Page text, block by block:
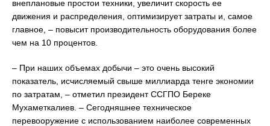
внеплановые простои техники, увеличит скорость ее
движения и распределения, оптимизирует затраты и, самое
главное, – повысит производительность оборудования более
чем на 10 процентов.
– При наших объемах добычи – это очень высокий
показатель, исчисляемый свыше миллиарда тенге экономии
по затратам, – отметил президент ССГПО Береке
Мухаметкалиев. – Сегодняшнее техническое
перевооружение с использованием наиболее современных